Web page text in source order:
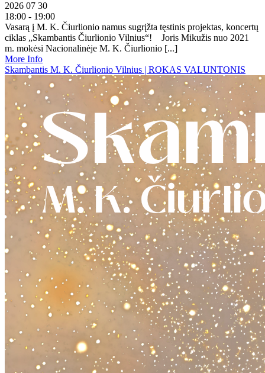
2026 07 30
18:00 - 19:00
Vasarą į M. K. Čiurlionio namus sugrįžta tęstinis projektas, koncertų
ciklas „Skambantis Čiurlionio Vilnius“! Joris Mikužis nuo 2021
m. mokėsi Nacionalinėje M. K. Čiurlionio [...]
More Info
Skambantis M. K. Čiurlionio Vilnius | ROKAS VALUNTONIS